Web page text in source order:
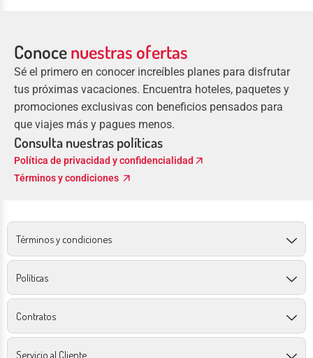
Conocenuestras ofertas
Sé el primero en conocer increíbles planes para disfrutar
tus próximas vacaciones. Encuentra hoteles, paquetes y
promociones exclusivas con beneficios pensados para
que viajes más y pagues menos.
Consulta nuestras políticas
Política de privacidad y confidencialidad arrow_outward
Términos y condiciones arrow_outward
Términos y condiciones
Políticas
Contratos
Servicio al Cliente